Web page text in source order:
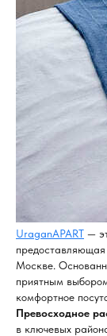
UraganAPART —
Москве.
приятным
комфортное
Превосходное
в ключевых